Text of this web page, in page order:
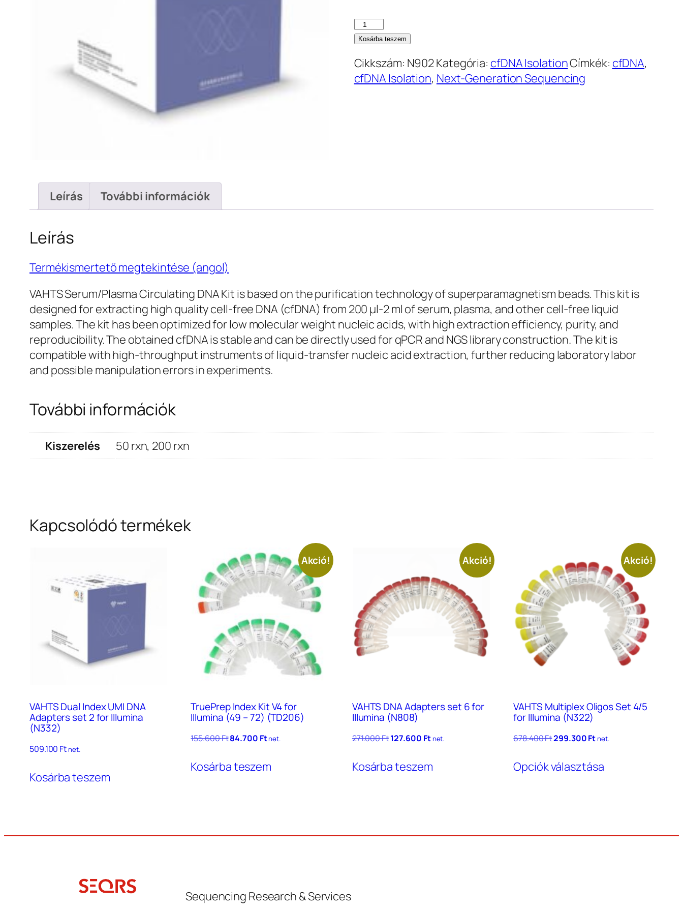
VAHTS
Serum/Plasma
DNA
Kit
Kosárba teszem
Cikkszám: N902Kategória: cfDNA IsolationCímkék: cfDNA,
cfDNA Isolation, Next-Generation Sequencing
Leírás További információk
Leírás
Termékismertető megtekintése (angol)
VAHTS Serum/Plasma Circulating DNA Kit is based on the purification technology of superparamagnetism beads. This kit is
designed for extracting high quality cell-free DNA (cfDNA) from 200 µl-2 ml of serum, plasma, and other cell-free liquid
samples. The kit has been optimized for low molecular weight nucleic acids, with high extraction efficiency, purity, and
reproducibility. The obtained cfDNA is stable and can be directly used for qPCR and NGS library construction. The kit is
compatible with high-throughput instruments of liquid-transfer nucleic acid extraction, further reducing laboratory labor
and possible manipulation errors in experiments.
További információk
Kiszerelés 50 rxn, 200 rxn
Kapcsolódó termékek
VAHTS Dual Index UMI DNA
Adapters set 2 for Illumina
(N332)
509.100 Ft net.
Kosárba teszem
Akció!
TruePrep Index Kit V4 for
Illumina (49 – 72) (TD206)
155.600FtOriginal
was:
155.600 Ft.
84.700 FtCurrent
84.700 Ft.
net.
Kosárba teszem
Akció!
VAHTS DNA Adapters set 6 for
Illumina (N808)
271.000FtOriginal
was:
271.000 Ft.
127.600 FtCurrent
127.600 Ft.
net.
Kosárba teszem
Akció!
VAHTS Multiplex Oligos Set 4/5
for Illumina (N322)
678.400FtOriginal
was:
678.400 Ft.
299.300FtCurrent
299.300 Ft.
net.
Opciók választásaa
van.
Sequencing Research & Services